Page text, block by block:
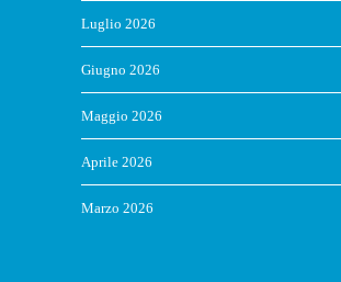
Luglio 2026
Giugno 2026
Maggio 2026
Aprile 2026
Marzo 2026